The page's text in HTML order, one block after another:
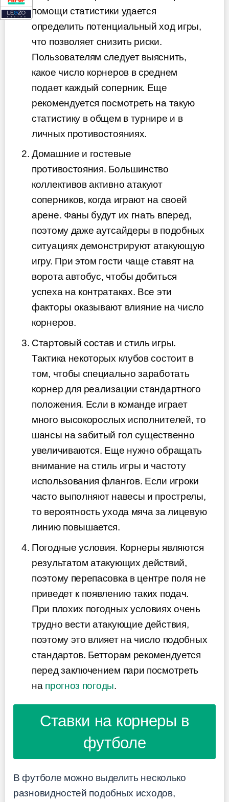
помощи статистики удается
определить потенциальный ход игры,
что позволяет снизить риски.
Пользователям следует выяснить,
какое число корнеров в среднем
подает каждый соперник. Еще
рекомендуется посмотреть на такую
статистику в общем в турнире и в
личных противостояниях.
Домашние и гостевые
противостояния. Большинство
коллективов активно атакуют
соперников, когда играют на своей
арене. Фаны будут их гнать вперед,
поэтому даже аутсайдеры в подобных
ситуациях демонстрируют атакующую
игру. При этом гости чаще ставят на
ворота автобус, чтобы добиться
успеха на контратаках. Все эти
факторы оказывают влияние на число
корнеров.
Стартовый состав и стиль игры.
Тактика некоторых клубов состоит в
том, чтобы специально заработать
корнер для реализации стандартного
положения. Если в команде играет
много высокорослых исполнителей, то
шансы на забитый гол существенно
увеличиваются. Еще нужно обращать
внимание на стиль игры и частоту
использования флангов. Если игроки
часто выполняют навесы и прострелы,
то вероятность ухода мяча за лицевую
линию повышается.
Погодные условия. Корнеры являются
результатом атакующих действий,
поэтому перепасовка в центре поля не
приведет к появлению таких подач.
При плохих погодных условиях очень
трудно вести атакующие действия,
поэтому это влияет на число подобных
стандартов. Бетторам рекомендуется
перед заключением пари посмотреть
на прогноз погоды.
Ставки на корнеры в
футболе
В футболе можно выделить несколько
разновидностей подобных исходов,